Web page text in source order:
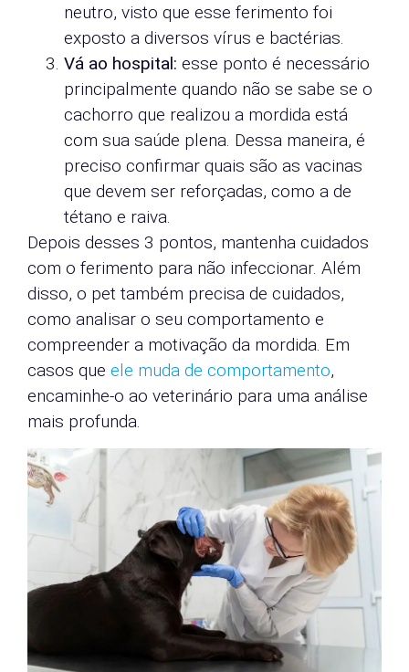
neutro, visto que esse ferimento foi
exposto a diversos vírus e bactérias.
Vá ao hospital: esse ponto é necessário
principalmente quando não se sabe se o
cachorro que realizou a mordida está
com sua saúde plena. Dessa maneira, é
preciso confirmar quais são as vacinas
que devem ser reforçadas, como a de
tétano e raiva.
Depois desses 3 pontos, mantenha cuidados
com o ferimento para não infeccionar. Além
disso, o pet também precisa de cuidados,
como analisar o seu comportamento e
compreender a motivação da mordida. Em
casos que ele muda de comportamento,
encaminhe-o ao veterinário para uma análise
mais profunda.